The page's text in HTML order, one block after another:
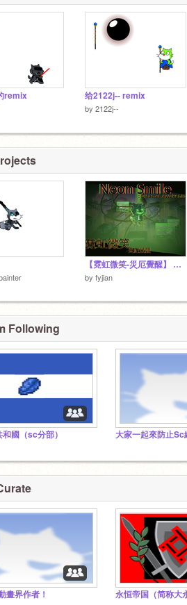
remix 给2122j-- remix
by 2122j--
【霓虹微笑-災厄覺醒】 Neon Smile: Awakening of Calamity
by fyjian
Following
國（sc分部） 大家一起來防止Sc
畫界作者！ 永恒帝国（简称大